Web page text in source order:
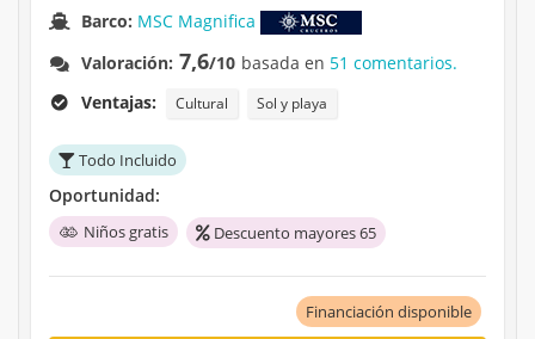
Barco: MSC Magnifica
Valoración: 7,6/10 basada en 51 comentarios.
Ventajas:
Cultural Sol y playa
Todo Incluido
Oportunidad:
Niños gratis Descuento mayores 65
Financiación disponible